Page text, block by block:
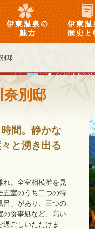
邸
別邸
間。静かな
と湧き出る
れ。全室相模灘を見
五室のうち二つの特
呂」があり、三つの
の食事処など、高い
過ごしいただけま